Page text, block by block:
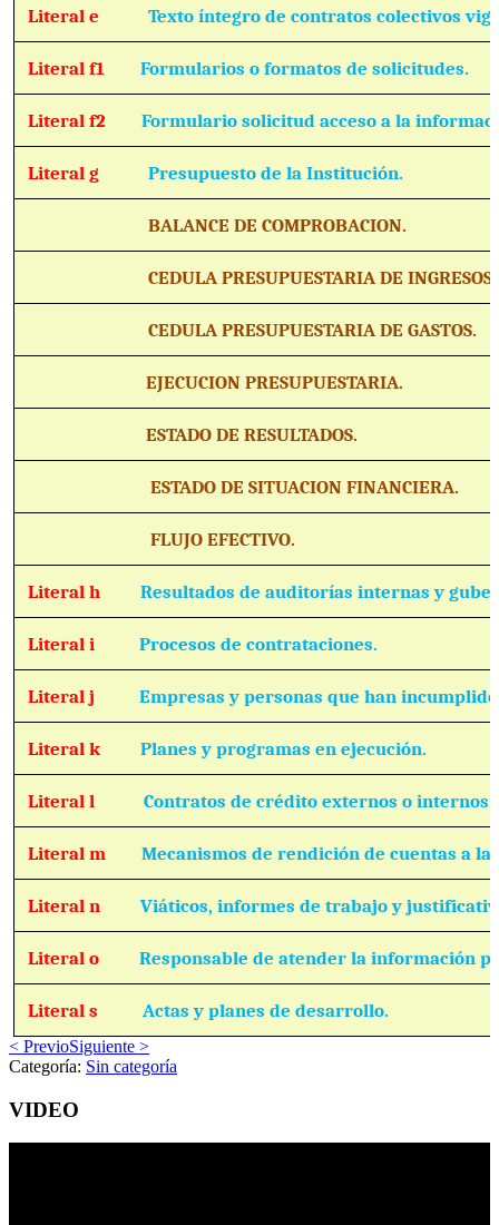
Literal eTexto íntegro de contratos colectivos
Literal f1Formularios o formatos de solicitudes.
Literal f2Formulario solicitud acceso a la
Literal gPresupuesto de la Institución.
BALANCE DE COMPROBACION.
CEDULA PRESUPUESTARIA DE INGRESOS.
CEDULA PRESUPUESTARIA DE GASTOS.
EJECUCION PRESUPUESTARIA.
ESTADO DE RESULTADOS.
ESTADO DE SITUACION FINANCIERA.
FLUJO EFECTIVO.
Literal hResultados de auditorías internas y
Literal iProcesos de contrataciones.
Literal jEmpresas y personas que han
Literal kPlanes y programas en ejecución.
Literal lContratos de crédito externos o internos.
Literal mMecanismos de rendición de cuentas a la
Literal nViáticos, informes de trabajo y
Literal oResponsable de atender la información
Literal s Actas y planes de desarrollo.
< PrevioSiguiente >
Categoría: Sin categoría
VIDEO